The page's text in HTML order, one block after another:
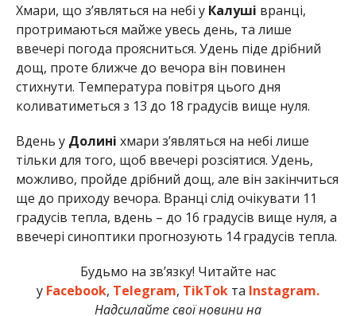
Хмари, що з’являться на небі у Калуші вранці,
протримаються майже увесь день, та лише
ввечері погода проясниться. Удень піде дрібний
дощ, проте ближче до вечора він повинен
стихнути. Температура повітря цього дня
коливатиметься з 13 до 18 градусів вище нуля.
Вдень у Долині хмари з’являться на небі лише
тільки для того, щоб ввечері розсіятися. Удень,
можливо, пройде дрібний дощ, але він закінчиться
ще до приходу вечора. Вранці слід очікувати 11
градусів тепла, вдень – до 16 градусів вище нуля, а
ввечері синоптики прогнозують 14 градусів тепла.
Будьмо на зв’язку! Читайте нас
у Facebook, Telegram, TikTokта Instagram.
Надсилайте свої новини на